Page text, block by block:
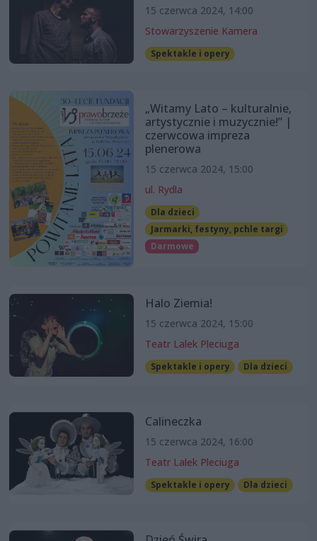
15 czerwca 2024, 14:00
Stowarzyszenie Kamera
Spektakle i opery
„Witamy Lato – kulturalnie,
artystycznie i muzycznie!” |
czerwcowa impreza
plenerowa
15 czerwca 2024, 15:00
ul. Rydla
Dla dzieci
Jarmarki, festyny, pchle targi
Darmowe
Halo Ziemia!
15 czerwca 2024, 15:00
Teatr Lalek Pleciuga
Spektakle i opery Dla dzieci
Calineczka
15 czerwca 2024, 16:00
Teatr Lalek Pleciuga
Spektakle i opery Dla dzieci